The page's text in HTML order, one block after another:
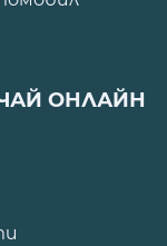
ОНЛАЙН